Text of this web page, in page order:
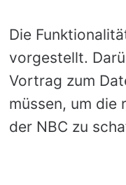
Die
vorgestellt.
Vortrag zum
müssen, um die
der NBC zu